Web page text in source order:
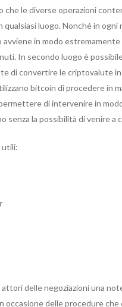
che le diverse operazioni
luogo. Nonché in ogni
in modo
In secondo luogo è
di convertire le criptovalute
bitcoin di procedere in
di intervenire in
la possibilità di venire a
delle negoziazioni una
delle procedure che